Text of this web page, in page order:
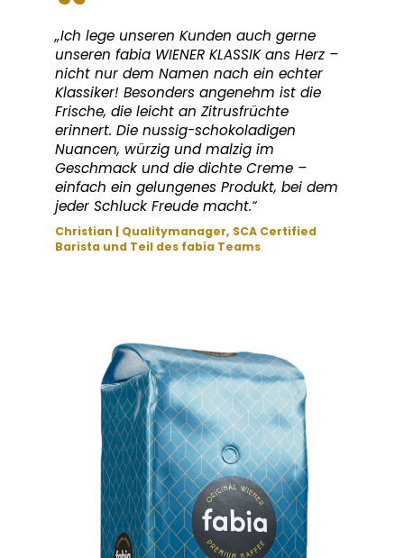
„Ich lege unseren Kunden auch gerne
unseren fabia WIENER KLASSIK ans Herz –
nicht nur dem Namen nach ein echter
Klassiker! Besonders angenehm ist die
Frische, die leicht an Zitrusfrüchte
erinnert. Die nussig-schokoladigen
Nuancen, würzig und malzig im
Geschmack und die dichte Creme –
einfach ein gelungenes Produkt, bei dem
jeder Schluck Freude macht.“
Christian | Qualitymanager, SCA Certified
Barista und Teil des fabia Teams